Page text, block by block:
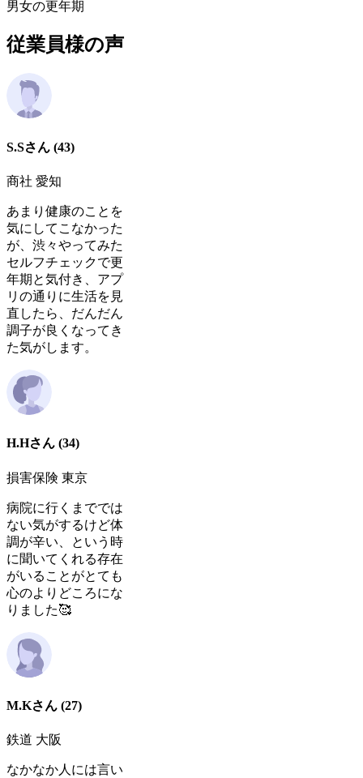
男女の更年期
従業員様の声
S.Sさん (43)
商社 愛知
あまり健康のことを
気にしてこなかった
が、渋々やってみた
セルフチェックで更
年期と気付き、アプ
リの通りに生活を見
直したら、だんだん
調子が良くなってき
た気がします。
H.Hさん (34)
損害保険 東京
病院に行くまででは
ない気がするけど体
調が辛い、という時
に聞いてくれる存在
がいることがとても
心のよりどころにな
りました🥰
M.Kさん (27)
鉄道 大阪
なかなか人には言い